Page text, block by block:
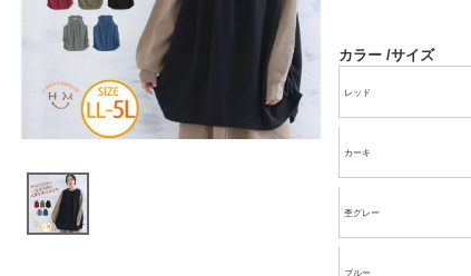
カラー サイズ
レッド
カーキ
杢グレー
ブルー